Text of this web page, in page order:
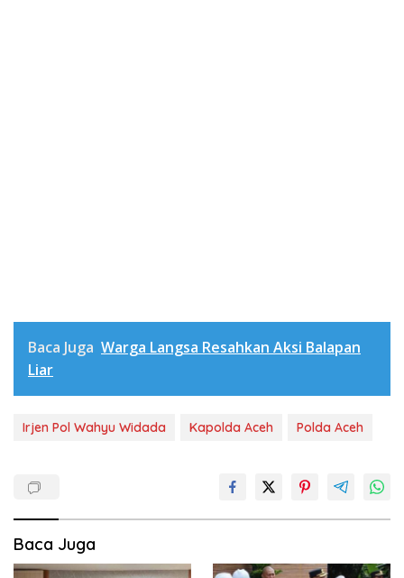
Baca Juga Warga Langsa Resahkan Aksi Balapan
Liar
Irjen Pol Wahyu Widada Kapolda Aceh Polda Aceh
Baca Juga